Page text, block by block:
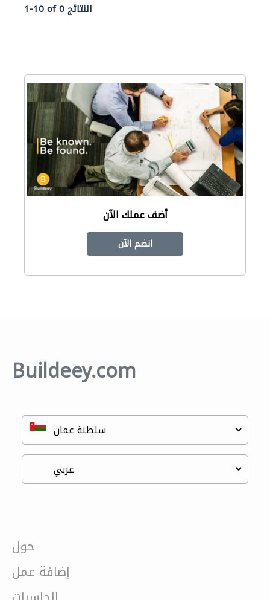
1-10 of 0 النتائج
أضف عملك الآن
انضم الآن
Buildeey.com
حول
إضافة عمل